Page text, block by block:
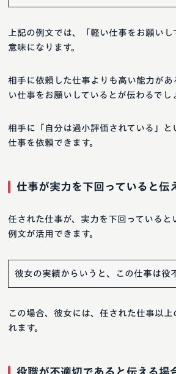
上記の例文では、「軽い仕事をお願いし
意味になります。
相手に依頼した仕事よりも高い能力があ
い仕事をお願いしているとが伝わるでし
相手に「自分は過小評価されている」と
仕事を依頼できます。
仕事が実力を下回っていると伝
任された仕事が、実力を下回っていると
例文が活用できます。
彼女の実績からいうと、この仕事は役
この場合、彼女には、任された仕事以
れます。
役職が不適切であると伝える場